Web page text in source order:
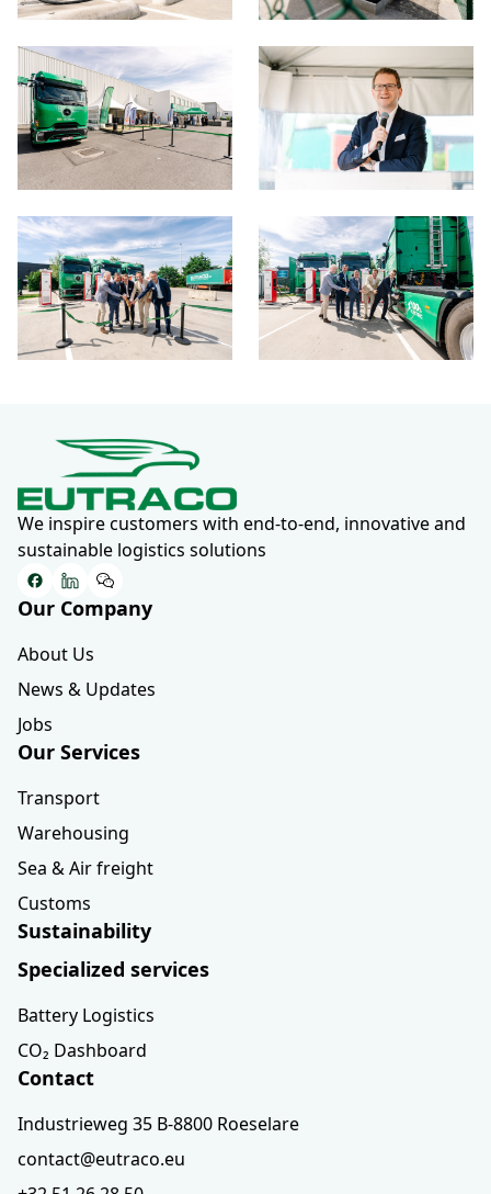
We inspire customers with end-to-end, innovative and
sustainable logistics solutions
Facebook
LinkedIn
WeChat
Our Company
About Us
News & Updates
Jobs
Our Services
Transport
Warehousing
Sea & Air freight
Customs
Sustainability
Specialized services
Battery Logistics
CO₂ Dashboard
Contact
Industrieweg 35 B-8800 Roeselare
contact@eutraco.eu